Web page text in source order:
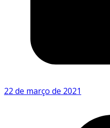
22 de março de 2021